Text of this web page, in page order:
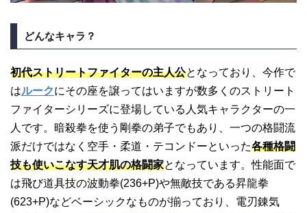
どんなキャラ？
初代ストリートファイターの主人公となっており、今作で
はルークにその座を譲ってはいますが数多くのストリート
ファイターシリーズに登場している人気キャラクターの一
人です。暗殺拳を使う剛拳の弟子でもあり、一つの格闘流
派だけではなく空手・柔道・テコンドーといった各種格闘
技も使いこなす天才肌の格闘家となっています。性能面で
は飛び道具技の波動拳(236+P)や無敵技である昇龍拳
(623+P)などベーシックなものが揃っており、電刃錬気